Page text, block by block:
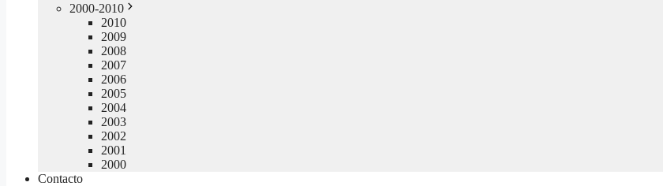
2000-2010
2010
2009
2008
2007
2006
2005
2004
2003
2002
2001
2000
Contacto